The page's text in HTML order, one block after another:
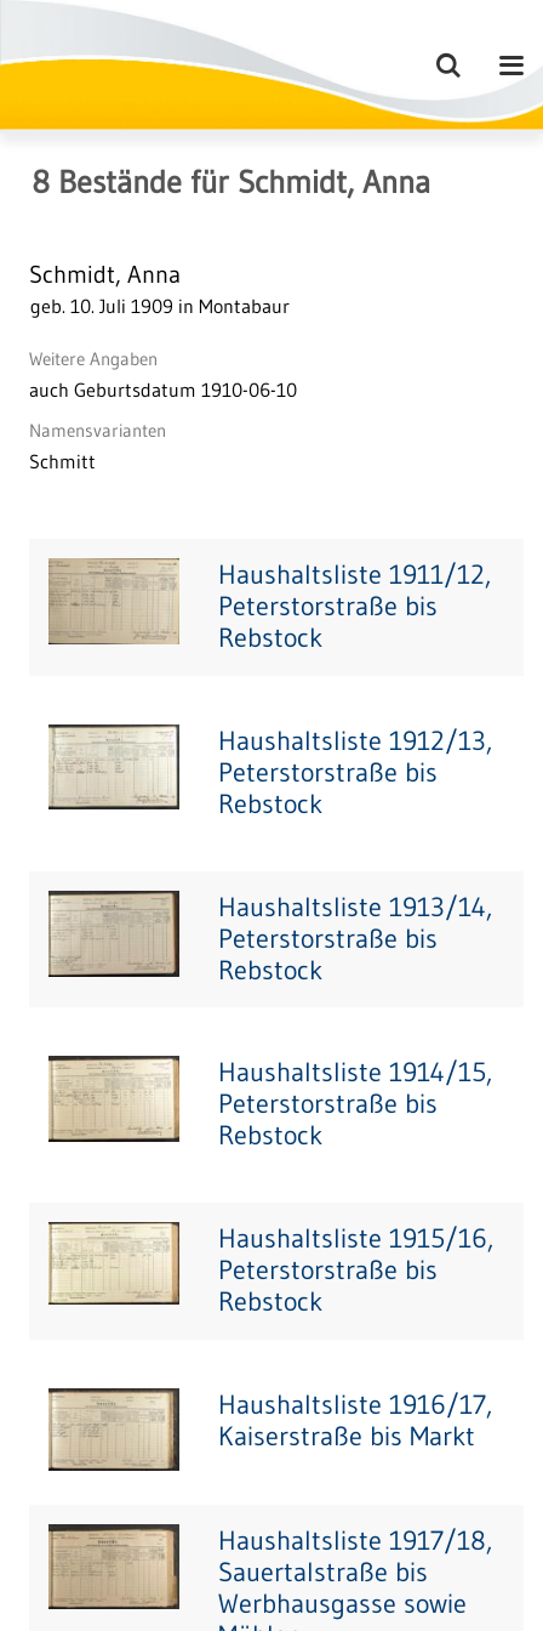
8 Bestände für Schmidt, Anna
Schmidt, Anna
geb. 10. Juli 1909 in Montabaur
Weitere Angaben
auch Geburtsdatum 1910-06-10
Namensvarianten
Schmitt
Haushaltsliste 1911/12,
Peterstorstraße bis
Rebstock
Haushaltsliste 1912/13,
Peterstorstraße bis
Rebstock
Haushaltsliste 1913/14,
Peterstorstraße bis
Rebstock
Haushaltsliste 1914/15,
Peterstorstraße bis
Rebstock
Haushaltsliste 1915/16,
Peterstorstraße bis
Rebstock
Haushaltsliste 1916/17,
Kaiserstraße bis Markt
Haushaltsliste 1917/18,
Sauertalstraße bis
Werbhausgasse sowie